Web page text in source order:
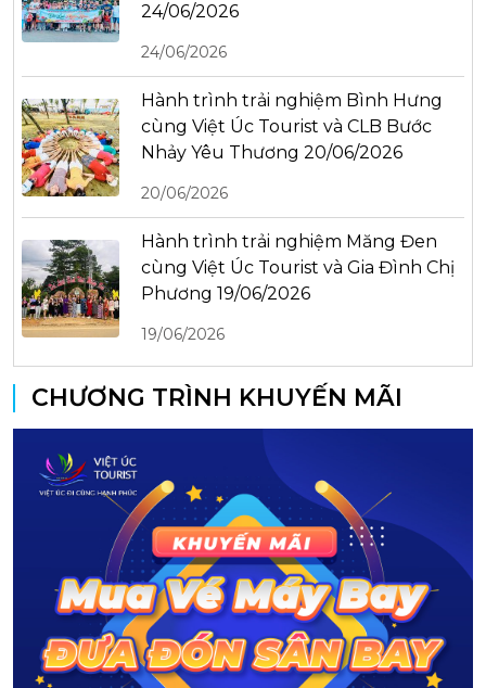
24/06/2026
24/06/2026
Hành trình trải nghiệm Bình Hưng
cùng Việt Úc Tourist và CLB Bước
Nhảy Yêu Thương 20/06/2026
20/06/2026
Hành trình trải nghiệm Măng Đen
cùng Việt Úc Tourist và Gia Đình Chị
Phương 19/06/2026
19/06/2026
CHƯƠNG TRÌNH KHUYẾN MÃI